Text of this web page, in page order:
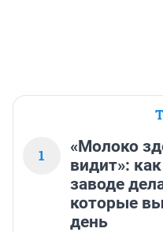
1
«Молоко
видит»:
заводе
которые
день